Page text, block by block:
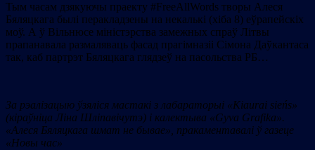
Тым часам дзякуючы праекту #FreeAllWords творы Алеся
Бяляцкага былі перакладзены на некалькі (хіба 8) еўрапейскіх
моў. А ў Вільнюсе міністэрства замежных спраў Літвы
прапанавала размаляваць фасад прагімназіі Сімона Даўкантаса
так, каб партрэт Бяляцкага глядзеў на пасольства РБ…
За рэалізацыю ўзяліся мастакі з лабараторыі «Kiaurai sieńs»
(кіраўніца Ліна Шліпавічутэ) і калектыва «Gyva Grafika».
«Алеся Бяляцкага шмат не бывае», пракаментавалі ў газеце
«Новы час»